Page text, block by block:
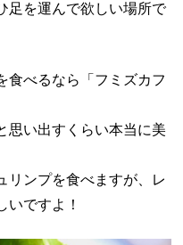
足を運んで欲しい場所で
食べるなら「フミズカフ
思い出すくらい本当に美
リンプを食べますが、レ
いですよ！